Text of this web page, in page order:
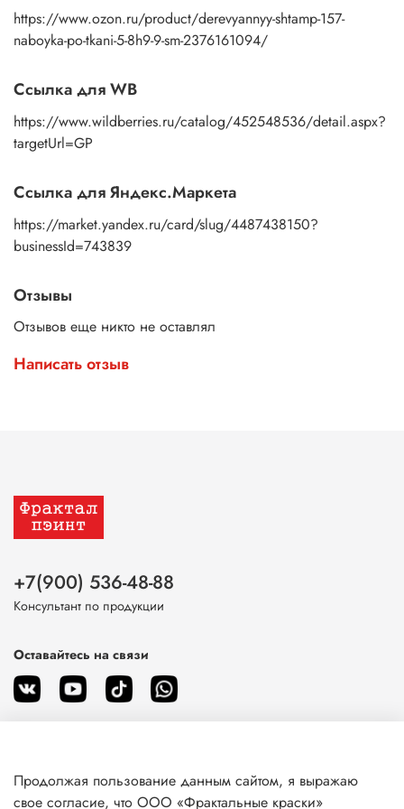
https://www.ozon.ru/product/derevyannyy-shtamp-157-
naboyka-po-tkani-5-8h9-9-sm-2376161094/
Ссылка для WB
https://www.wildberries.ru/catalog/452548536/detail.aspx?
targetUrl=GP
Ссылка для Яндекс.Маркета
https://market.yandex.ru/card/slug/4487438150?
businessId=743839
Отзывы
Отзывов еще никто не оставлял
Написать отзыв
О магазине
+7(900) 536-48-88
Консультант по продукции
Оставайтесь на связи
Продолжая пользование данным сайтом, я выражаю
свое согласие, что ООО «Фрактальные краски»